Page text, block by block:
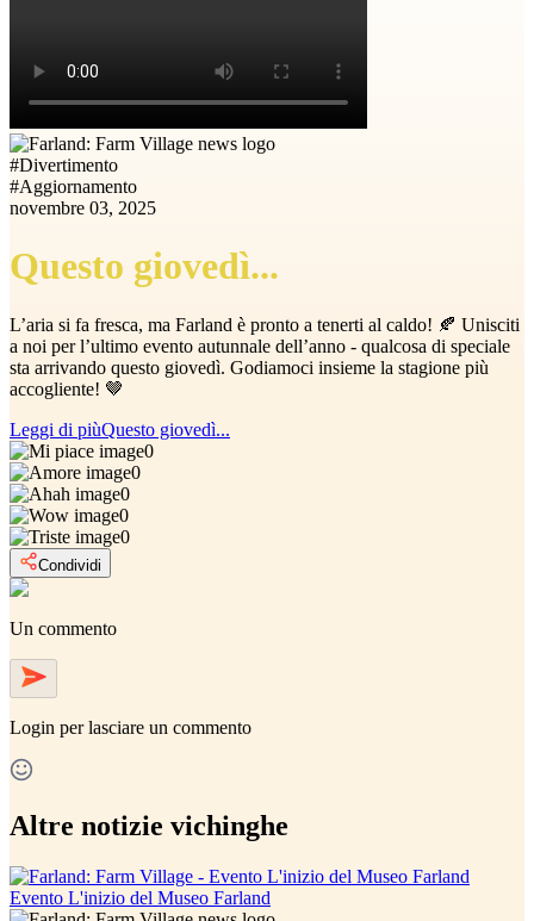
#Divertimento
#Aggiornamento
novembre 03, 2025
Questo giovedì...
L’aria si fa fresca, ma Farland è pronto a tenerti al caldo! 🍂 Unisciti
a noi per l’ultimo evento autunnale dell’anno - qualcosa di speciale
sta arrivando questo giovedì. Godiamoci insieme la stagione più
accogliente! 🤎
Leggi di piùQuesto giovedì...
0
0
0
0
0
Condividi
Un commento
Login per lasciare un commento
Altre notizie vichinghe
Evento L'inizio del Museo Farland